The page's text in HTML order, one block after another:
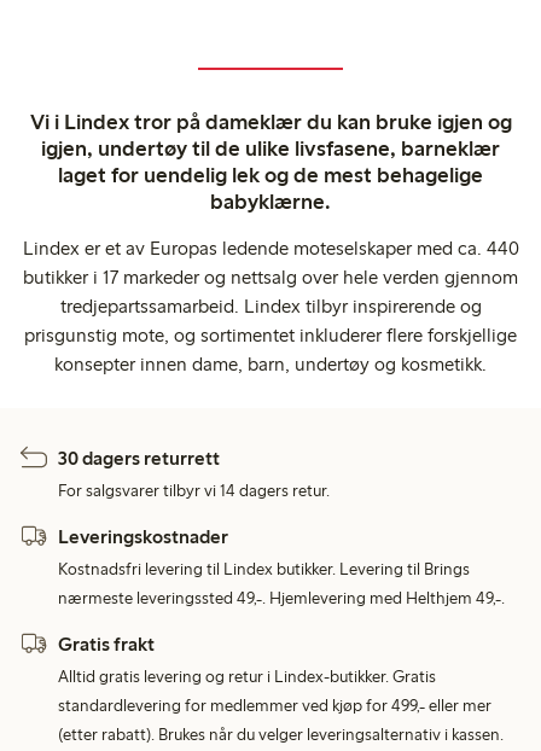
Vi i Lindex tror på dameklær du kan bruke igjen og
igjen, undertøy til de ulike livsfasene, barneklær
laget for uendelig lek og de mest behagelige
babyklærne.
Lindex er et av Europas ledende moteselskaper med ca. 440
butikker i 17 markeder og nettsalg over hele verden gjennom
tredjepartssamarbeid. Lindex tilbyr inspirerende og
prisgunstig mote, og sortimentet inkluderer flere forskjellige
konsepter innen dame, barn, undertøy og kosmetikk.
30 dagers returrett
For salgsvarer tilbyr vi 14 dagers retur.
Leveringskostnader
Kostnadsfri levering til Lindex butikker. Levering til Brings
nærmeste leveringssted 49,-. Hjemlevering med Helthjem 49,-.
Gratis frakt
Alltid gratis levering og retur i Lindex-butikker. Gratis
standardlevering for medlemmer ved kjøp for 499,- eller mer
(etter rabatt). Brukes når du velger leveringsalternativ i kassen.